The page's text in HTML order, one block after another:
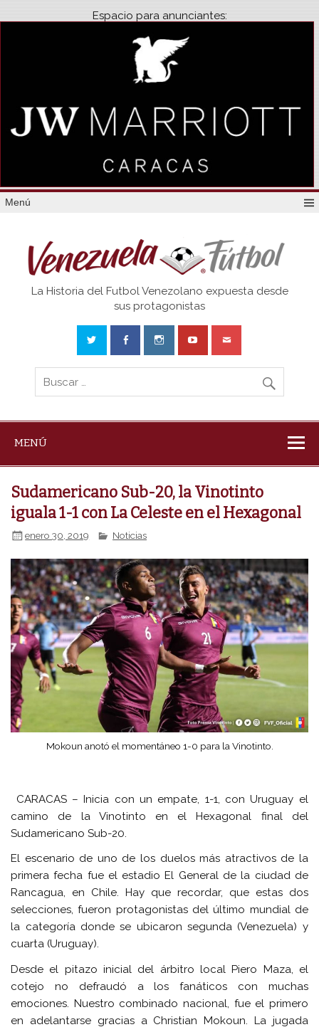
Espacio para anunciantes:
Menú
Venezuela
La Historia del Futbol Venezolano expuesta desde
sus protagonistas
MENÚ
Sudamericano Sub-20, la Vinotinto
iguala 1-1 con La Celeste en el Hexagonal
enero 30, 2019 Noticias
Mokoun anotó el momentáneo 1-0 para la Vinotinto.
CARACAS – Inicia con un empate, 1-1, con Uruguay el
camino de la Vinotinto en el Hexagonal final del
Sudamericano Sub-20.
El escenario de uno de los duelos más atractivos de la
primera fecha fue el estadio El General de la ciudad de
Rancagua, en Chile. Hay que recordar, que estas dos
selecciones, fueron protagonistas del último mundial de
la categoría donde se ubicaron segunda (Venezuela) y
cuarta (Uruguay).
Desde el pitazo inicial del árbitro local Piero Maza, el
cotejo no defraudó a los fanáticos con muchas
emociones. Nuestro combinado nacional, fue el primero
en adelantarse gracias a Christian Mokoun. La jugada